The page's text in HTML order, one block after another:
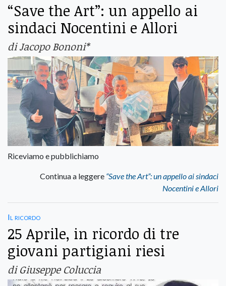
“Save the Art”: un appello ai
sindaci Nocentini e Allori
di Jacopo Bononi*
Riceviamo e pubblichiamo
Continua a leggere “Save the Art”: un appello ai sindaci
Nocentini e Allori
Il ricordo
25 Aprile, in ricordo di tre
giovani partigiani riesi
di Giuseppe Coluccia